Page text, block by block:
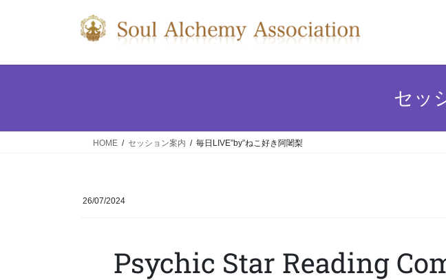
セッ
HOME セッション案内 毎日LIVE”by”ねこ好き阿闍梨
26/07/2024
Psychic Star Reading